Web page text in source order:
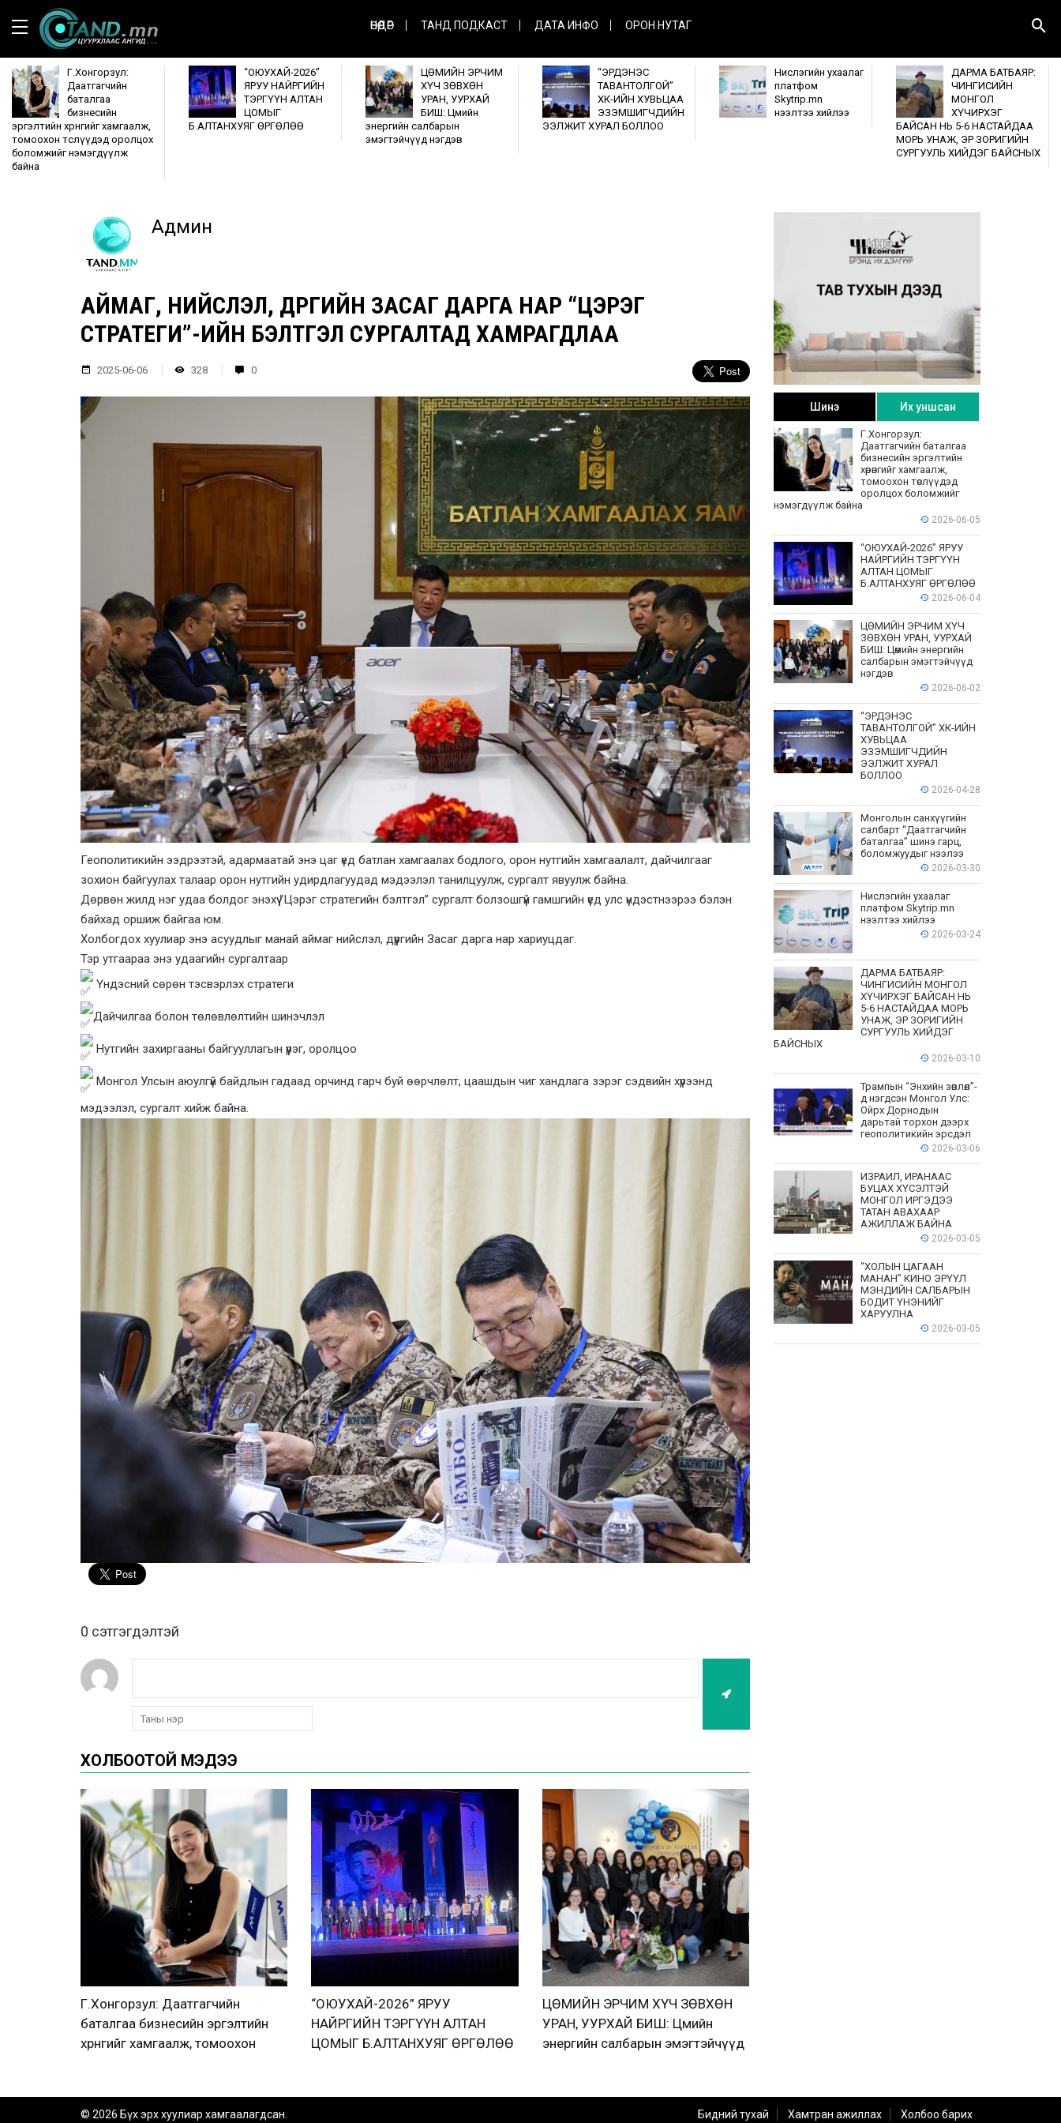
ӨНӨӨДӨР ТАНД ПОДКАСТ ДАТА ИНФО ОРОН НУТАГ
Г.Хонгорзул:
Даатгагчийн
баталгаа
бизнесийн
эргэлтийн хөрөнгийг хамгаалж,
томоохон төслүүдэд оролцох
боломжийг нэмэгдүүлж
байна
“ОЮУХАЙ-2026”
ЯРУУ НАЙРГИЙН
ТЭРГҮҮН АЛТАН
ЦОМЫГ
Б.АЛТАНХУЯГ ӨРГӨЛӨӨ
ЦӨМИЙН ЭРЧИМ
ХҮЧ ЗӨВХӨН
УРАН, УУРХАЙ
БИШ: Цөмийн
энергийн салбарын
эмэгтэйчүүд нэгдэв
“ЭРДЭНЭС
ТАВАНТОЛГОЙ”
ХК-ИЙН ХУВЬЦАА
ЭЗЭМШИГЧДИЙН
ЭЭЛЖИТ ХУРАЛ БОЛЛОО
Нислэгийн ухаалаг
платфом
Skytrip.mn
нээлтээ хийлээ
ДАРМА БАТБАЯР:
ЧИНГИСИЙН
МОНГОЛ
ХҮЧИРХЭГ
БАЙСАН НЬ 5-6 НАСТАЙДАА
МОРЬ УНАЖ, ЭР ЗОРИГИЙН
СУРГУУЛЬ ХИЙДЭГ БАЙСНЫХ
Админ
АЙМАГ, НИЙСЛЭЛ, ДҮҮРГИЙН ЗАСАГ ДАРГА НАР “ЦЭРЭГ
СТРАТЕГИ”-ИЙН БЭЛТГЭЛ СУРГАЛТАД ХАМРАГДЛАА
2025-06-06 328 0
Геополитикийн ээдрээтэй, адармаатай энэ цаг үед батлан хамгаалах бодлого, орон нутгийн хамгаалалт, дайчилгааг
зохион байгуулах талаар орон нутгийн удирдлагуудад мэдээлэл танилцуулж, сургалт явуулж байна.
Дөрвөн жилд нэг удаа болдог энэхүү “Цэрэг стратегийн бэлтгэл” сургалт болзошгүй гамшгийн үед улс үндэстнээрээ бэлэн
байхад оршиж байгаа юм.
Холбогдох хуулиар энэ асуудлыг манай аймаг нийслэл, дүүргийн Засаг дарга нар хариуцдаг.
Тэр утгаараа энэ удаагийн сургалтаар
Үндэсний сөрөн тэсвэрлэх стратеги
Дайчилгаа болон төлөвлөлтийн шинэчлэл
Нутгийн захиргааны байгууллагын үүрэг, оролцоо
Монгол Улсын аюулгүй байдлын гадаад орчинд гарч буй өөрчлөлт, цаашдын чиг хандлага зэрэг сэдвийн хүрээнд
мэдээлэл, сургалт хийж байна.
0 cэтгэгдэлтэй
ХОЛБООТОЙ МЭДЭЭ
Г.Хонгорзул: Даатгагчийн
баталгаа бизнесийн эргэлтийн
хөрөнгийг хамгаалж, томоохон
“ОЮУХАЙ-2026” ЯРУУ
НАЙРГИЙН ТЭРГҮҮН АЛТАН
ЦОМЫГ Б.АЛТАНХУЯГ ӨРГӨЛӨӨ
ЦӨМИЙН ЭРЧИМ ХҮЧ ЗӨВХӨН
УРАН, УУРХАЙ БИШ: Цөмийн
энергийн салбарын эмэгтэйчүүд
Шинэ Их уншсан
Г.Хонгорзул:
Даатгагчийн баталгаа
бизнесийн эргэлтийн
хөрөнгийг хамгаалж,
томоохон төслүүдэд
оролцох боломжийг
нэмэгдүүлж байна
2026-06-05
“ОЮУХАЙ-2026” ЯРУУ
НАЙРГИЙН ТЭРГҮҮН
АЛТАН ЦОМЫГ
Б.АЛТАНХУЯГ ӨРГӨЛӨӨ
2026-06-04
ЦӨМИЙН ЭРЧИМ ХҮЧ
ЗӨВХӨН УРАН, УУРХАЙ
БИШ: Цөмийн энергийн
салбарын эмэгтэйчүүд
нэгдэв
2026-06-02
“ЭРДЭНЭС
ТАВАНТОЛГОЙ” ХК-ИЙН
ХУВЬЦАА
ЭЗЭМШИГЧДИЙН
ЭЭЛЖИТ ХУРАЛ
БОЛЛОО
2026-04-28
Монголын санхүүгийн
салбарт “Даатгагчийн
баталгаа” шинэ гарц,
боломжуудыг нээлээ
2026-03-30
Нислэгийн ухаалаг
платфом Skytrip.mn
нээлтээ хийлээ
2026-03-24
ДАРМА БАТБАЯР:
ЧИНГИСИЙН МОНГОЛ
ХҮЧИРХЭГ БАЙСАН НЬ
5-6 НАСТАЙДАА МОРЬ
УНАЖ, ЭР ЗОРИГИЙН
СУРГУУЛЬ ХИЙДЭГ
БАЙСНЫХ
2026-03-10
Трампын “Энхийн зөвлөл”-
д нэгдсэн Монгол Улс:
Ойрх Дорнодын
дарьтай торхон дээрх
геополитикийн эрсдэл
2026-03-06
ИЗРАИЛ, ИРАНААС
БУЦАХ ХҮСЭЛТЭЙ
МОНГОЛ ИРГЭДЭЭ
ТАТАН АВАХААР
АЖИЛЛАЖ БАЙНА
2026-03-05
“ХОЛЫН ЦАГААН
МАНАН” КИНО ЭРҮҮЛ
МЭНДИЙН САЛБАРЫН
БОДИТ ҮНЭНИЙГ
ХАРУУЛНА
2026-03-05
© 2026 Бүх эрх хуулиар хамгаалагдсан. Бидний тухай Хамтран ажиллах Холбоо барих